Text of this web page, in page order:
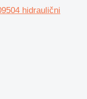
hidraulični